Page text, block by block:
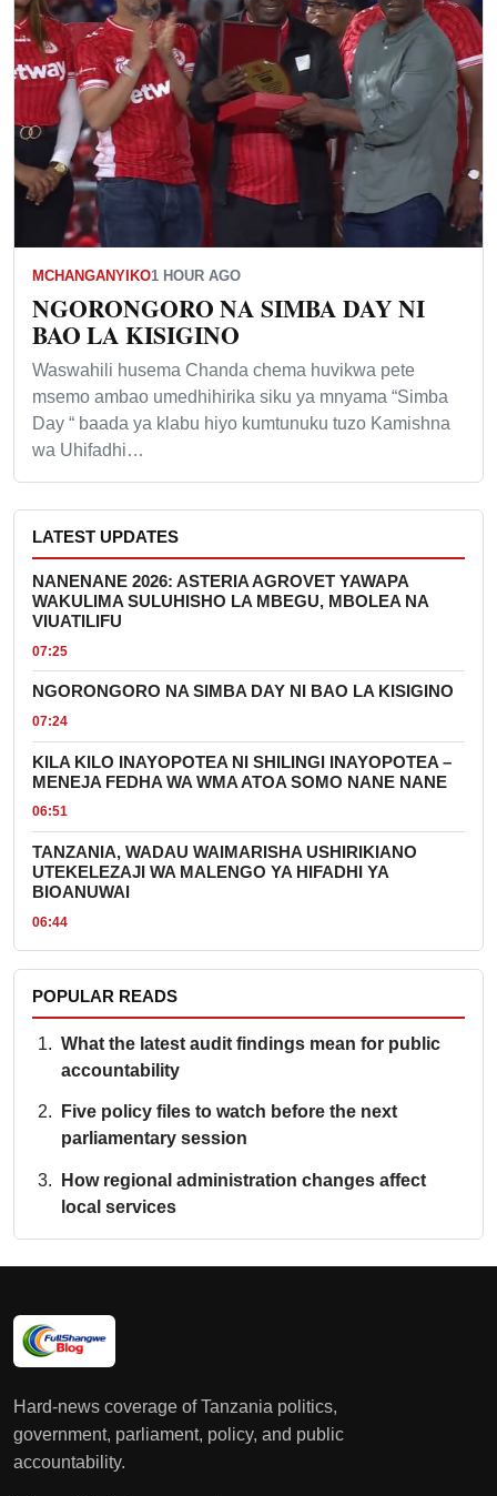
MCHANGANYIKO1 HOUR AGO
NGORONGORO NA SIMBA DAY NI
BAO LA KISIGINO
Waswahili husema Chanda chema huvikwa pete
msemo ambao umedhihirika siku ya mnyama “Simba
Day “ baada ya klabu hiyo kumtunuku tuzo Kamishna
wa Uhifadhi…
LATEST UPDATES
NANENANE 2026: ASTERIA AGROVET YAWAPA
WAKULIMA SULUHISHO LA MBEGU, MBOLEA NA
VIUATILIFU
07:25
NGORONGORO NA SIMBA DAY NI BAO LA KISIGINO
07:24
KILA KILO INAYOPOTEA NI SHILINGI INAYOPOTEA –
MENEJA FEDHA WA WMA ATOA SOMO NANE NANE
06:51
TANZANIA, WADAU WAIMARISHA USHIRIKIANO
UTEKELEZAJI WA MALENGO YA HIFADHI YA
BIOANUWAI
06:44
POPULAR READS
What the latest audit findings mean for public
accountability
Five policy files to watch before the next
parliamentary session
How regional administration changes affect
local services
Hard-news coverage of Tanzania politics,
government, parliament, policy, and public
accountability.